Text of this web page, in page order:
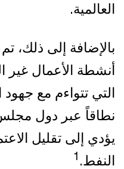
العالمية.
بالإضافة إلى ذلك،
أنشطة الأعمال غير
التي تتواءم مع جهود
نطاقاً عبر دول مجلس
يؤدي إلى تقليل
النفط. 1